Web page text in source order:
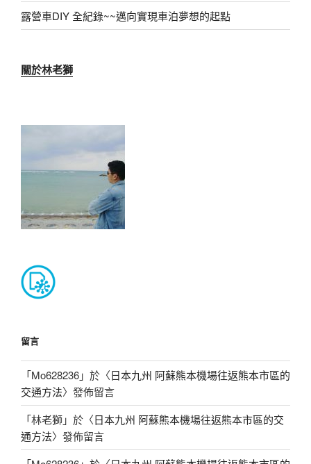
露營車DIY 全紀錄~~邁向實現車泊夢想的起點
關於林老獅
留言
「Mo628236」於〈日本九州 阿蘇熊本機場往返熊本市區的
交通方法〉發佈留言
「林老獅」於〈日本九州 阿蘇熊本機場往返熊本市區的交
通方法〉發佈留言